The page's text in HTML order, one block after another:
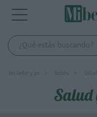
Mi bebé y yo Bebés
Salud